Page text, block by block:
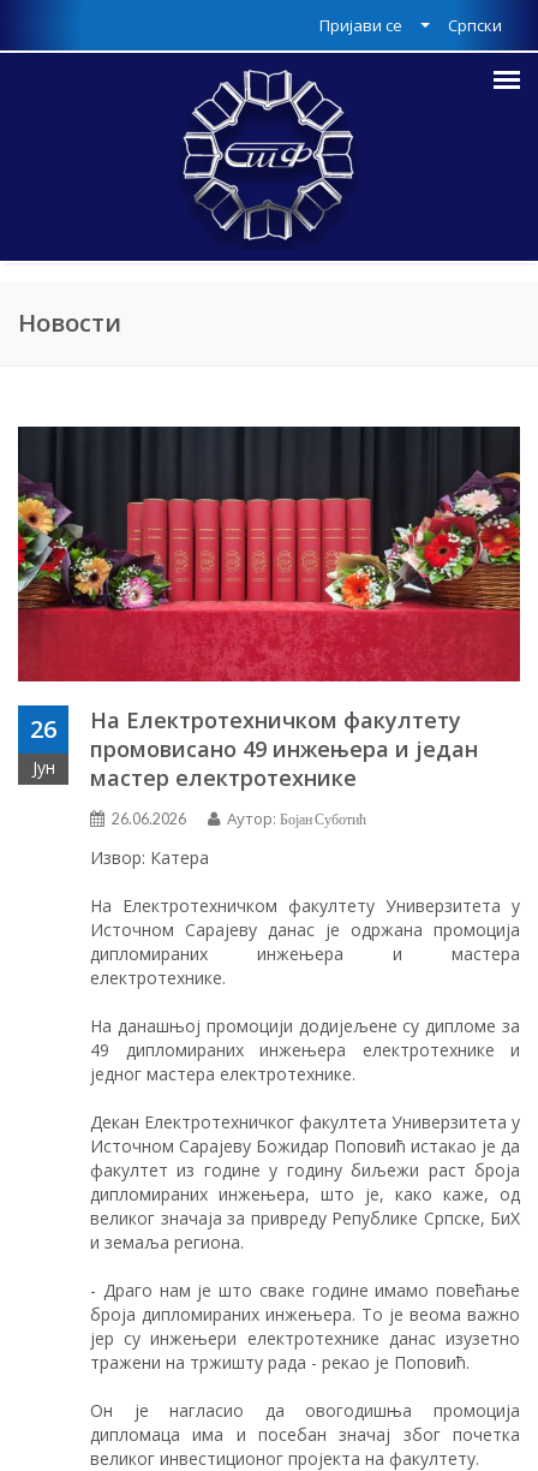
Српски
Пријави се
Новости
26
Јун
На Електротехничком факултету
промовисано 49 инжењера и један
мастер електротехнике
26.06.2026 Аутор: Бојан Суботић
Извор: Катера
На Електротехничком факултету Универзитета у
Источном Сарајеву данас је одржана промоција
дипломираних инжењера и мастера
електротехнике.
На данашњој промоцији додијељене су дипломе за
49 дипломираних инжењера електротехнике и
једног мастера електротехнике.
Декан Електротехничког факултета Универзитета у
Источном Сарајеву Божидар Поповић истакао је да
факултет из године у годину биљежи раст броја
дипломираних инжењера, што је, како каже, од
великог значаја за привреду Републике Српске, БиХ
и земаља региона.
- Драго нам је што сваке године имамо повећање
броја дипломираних инжењера. То је веома важно
јер су инжењери електротехнике данас изузетно
тражени на тржишту рада - рекао је Поповић.
Он је нагласио да овогодишња промоција
дипломаца има и посебан значај због почетка
великог инвестиционог пројекта на факултету.